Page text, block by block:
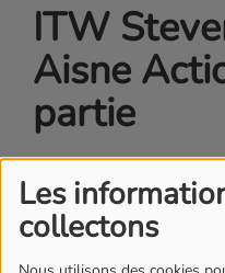
Les
collectons
ITW
Aisne
partie